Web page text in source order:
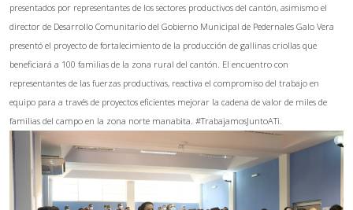
presentados por representantes de los sectores productivos del cantón, asimismo el
director de Desarrollo Comunitario del Gobierno Municipal de Pedernales Galo Vera
presentó el proyecto de fortalecimiento de la producción de gallinas criollas que
beneficiará a 100 familias de la zona rural del cantón. El encuentro con
representantes de las fuerzas productivas, reactiva el compromiso del trabajo en
equipo para a través de proyectos eficientes mejorar la cadena de valor de miles de
familias del campo en la zona norte manabita. #TrabajamosJuntoATi.